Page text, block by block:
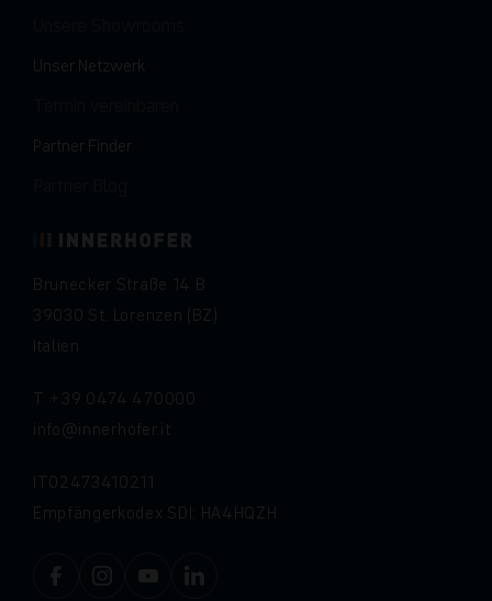
Brunecker Straße 14 B
39030 St. Lorenzen (BZ)
Italien
T +39 0474 470000
info
innerhofer.it
IT02473410211
Empfängerkodex SDI: HA4HQZH
Unser Netzwerk
Partner Finder